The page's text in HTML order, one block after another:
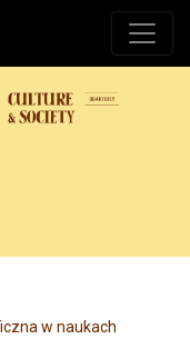
w naukach